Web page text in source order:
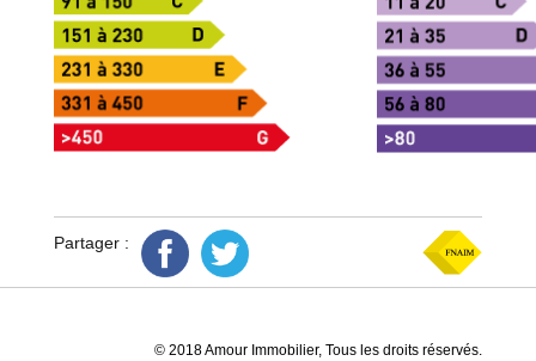
Partager :
© 2018 Amour Immobilier, Tous les droits réservés.